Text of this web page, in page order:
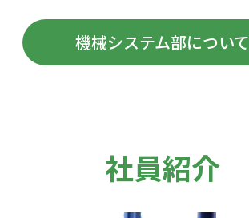
機械システム部について
社員紹介